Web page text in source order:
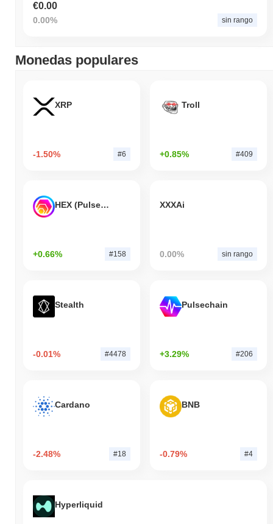
€0.00
0.00% sin rango
Monedas populares
XRP
-1.50% #6
Troll
+0.85% #409
HEX (Pulsechain)
+0.66% #158
XXXAi
0.00% sin rango
Stealth
-0.01% #4478
Pulsechain
+3.29% #206
Cardano
-2.48% #18
BNB
-0.79% #4
Hyperliquid